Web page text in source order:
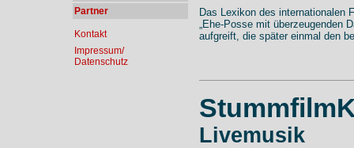
Partner
Kontakt
Impressum/
Datenschutz
Das Lexikon des internationalen
„Ehe-Posse mit überzeugenden
aufgreift, die später einmal den
Livemusik